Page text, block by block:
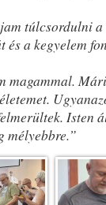
túlcsordulni a
a kegyelem
magammal.
Isten
mélyebbre.”